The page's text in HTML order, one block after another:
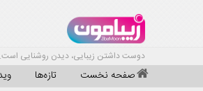
دوست داشتن زیبایی، دیدن روشنایی
صفحه نخست تازه‌ها